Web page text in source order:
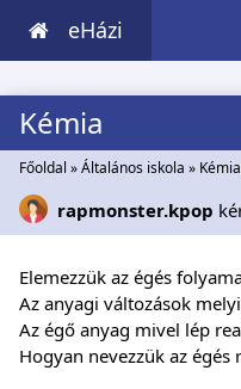
eHázi
Kémia
Főoldal »Általános iskola » Kémia
rapmonster.kpop
Elemezzük az égés
Az anyagi változások
Az égő anyag mivel lép
Hogyan nevezzük az égés